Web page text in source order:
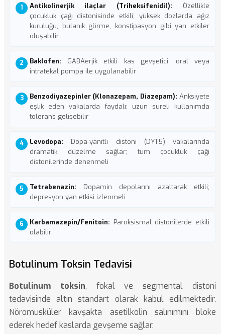
Antikolinerjik ilaçlar (Triheksifenidil): Özellikle
çocukluk çağı distonisinde etkili; yüksek dozlarda ağız
kuruluğu, bulanık görme, konstipasyon gibi yan etkiler
oluşabilir
Baklofen: GABAerjik etkili kas gevşetici; oral veya
intratekal pompa ile uygulanabilir
Benzodiyazepinler (Klonazepam, Diazepam): Anksiyete
eşlik eden vakalarda faydalı; uzun süreli kullanımda
tolerans gelişebilir
Levodopa: Dopa-yanıtlı distoni (DYT5) vakalarında
dramatik düzelme sağlar; tüm çocukluk çağı
distonilerinde denenmeli
Tetrabenazin: Dopamin depolarını azaltarak etkili;
depresyon yan etkisi izlenmeli
Karbamazepin/Fenitoin: Paroksismal distonilerde etkili
olabilir
Botulinum Toksin Tedavisi
Botulinum toksin, fokal ve segmental distoni
tedavisinde altın standart olarak kabul edilmektedir.
Nöromusküler kavşakta asetilkolin salınımını bloke
ederek hedef kaslarda gevşeme sağlar.